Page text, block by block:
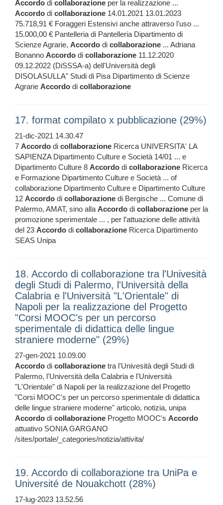
Accordo di collaborazione per la realizzazione ...
Accordo di collaborazione 14.01.2021 13.01.2023
75.718,91 € Foraggeri Estensivi anche attraverso l'uso ...
15.000,00 € Pantelleria di Pantelleria Dipartimento di
Scienze Agrarie, Accordo di collaborazione ... Adriana
Bonanno Accordo di collaborazione 11.12.2020
09.12.2022 (DiSSSA-a) dell'Università degli
DISOLASULLA" Studi di Pisa Dipartimento di Scienze
Agrarie Accordo di collaborazione
17. format compilato x pubblicazione (29%)
21-dic-2021 14.30.47
7 Accordo di collaborazione Ricerca UNIVERSITA' LA
SAPIENZA Dipartimento Culture e Società 14/01 ... e
Dipartimento Culture 8 Accordo di collaborazione Ricerca
e Formazione Dipartimento Culture e Società ... of
collaborazione Dipartimento Culture e Dipartimento Culture
12 Accordo di collaborazione di Bergische ... Comune di
Palermo, AMAT, sino allaAccordo di collaborazione per la
promozione sperimentale ... , per l’attuazione delle attività
del 23 Accordo di collaborazione Ricerca Dipartimento
SEAS Unipa
18. Accordo di collaborazione tra l'Univesità
degli Studi di Palermo, l'Università della
Calabria e l'Università "L'Orientale" di
Napoli per la realizzazione del Progetto
"Corsi MOOC's per un percorso
sperimentale di didattica delle lingue
straniere moderne" (29%)
27-gen-2021 10.09.00
Accordo di collaborazione tra l'Univesità degli Studi di
Palermo, l'Università della Calabria e l'Università
"L'Orientale" di Napoli per la realizzazione del Progetto
"Corsi MOOC's per un percorso sperimentale di didattica
delle lingue straniere moderne" articolo, notizia, unipa
Accordo di collaborazione Progetto MOOC's Accordo
attuativo SONIA GARGANO
/sites/portale/_categories/notizia/attivita/
19. Accordo di collaborazione tra UniPa e
Université de Nouakchott (28%)
17-lug-2023 13.52.56